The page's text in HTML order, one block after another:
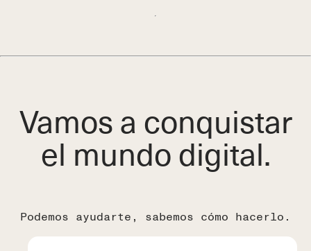
Vamos a conquistar
el mundo digital.
Podemos ayudarte, sabemos cómo hacerlo.